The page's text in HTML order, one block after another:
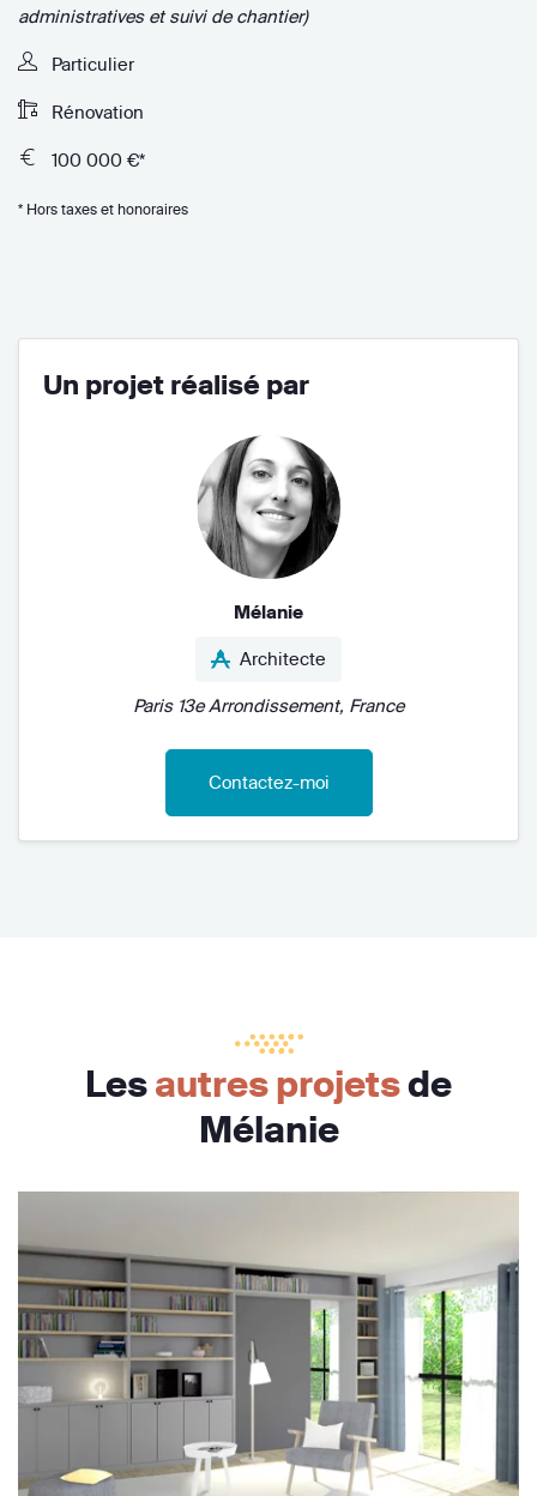
administratives et suivi de chantier)
Particulier
Rénovation
100 000 €*
* Hors taxes et honoraires
Un projet réalisé par
Mélanie
Architecte
Paris 13e Arrondissement, France
Contactez-moi
Lesautres projetsde
Mélanie